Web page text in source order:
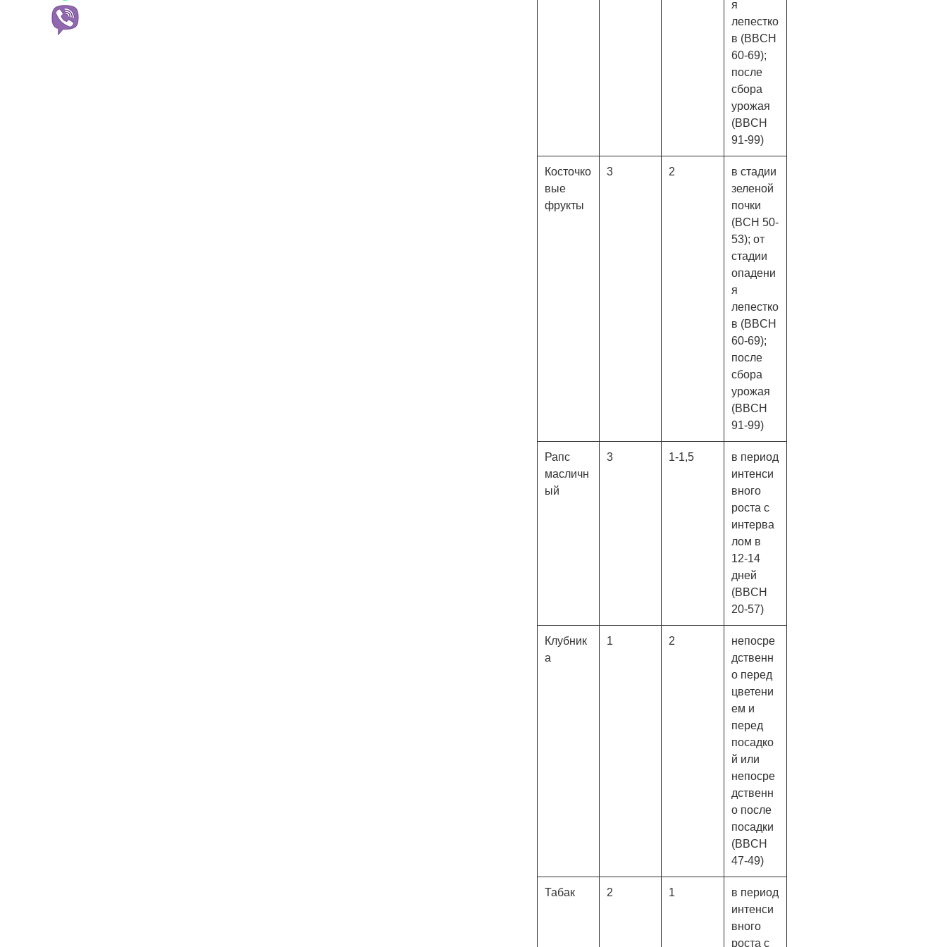
я
лепестко
в (BBCH
60-69);
после
сбора
урожая
(BBCH
91-99)
Косточко
вые
фрукты
3 2
в стадии
зеленой
почки
(BCH 50-
53); от
стадии
опадени
я
лепестко
в (BBCH
60-69);
после
сбора
урожая
(BBCH
91-99)
Рапс
масличн
ый
3 1-1,5
в период
интенси
вного
роста с
интерва
лом в
12-14
дней
(BBCH
20-57)
Клубник
а
1 2
непосре
дственн
о перед
цветени
ем и
перед
посадко
й или
непосре
дственн
о после
посадки
(BBCH
47-49)
Табак 2 1
в период
интенси
вного
роста с